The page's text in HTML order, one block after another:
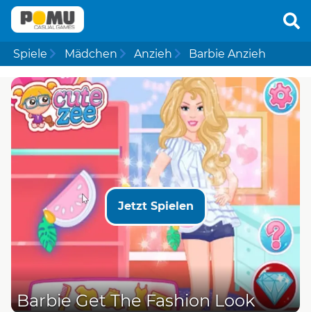
Spiele Mädchen Anzieh Barbie Anzieh
Jetzt Spielen
Barbie Get The Fashion Look